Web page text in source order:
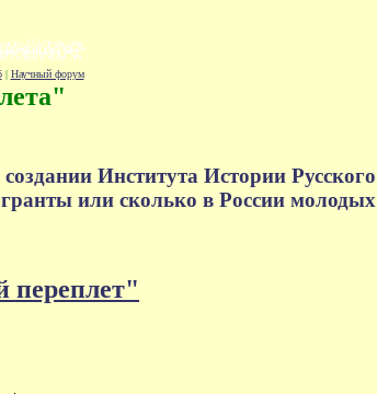
| Научный форум
Института Истории
или сколько в России
переплет"